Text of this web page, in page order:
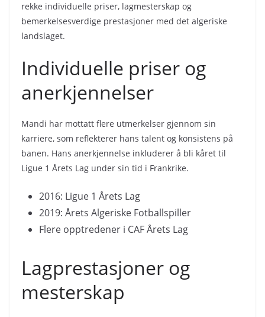
rekke individuelle priser, lagmesterskap og
bemerkelsesverdige prestasjoner med det algeriske
landslaget.
Individuelle priser og
anerkjennelser
Mandi har mottatt flere utmerkelser gjennom sin
karriere, som reflekterer hans talent og konsistens på
banen. Hans anerkjennelse inkluderer å bli kåret til
Ligue 1 Årets Lag under sin tid i Frankrike.
2016: Ligue 1 Årets Lag
2019: Årets Algeriske Fotballspiller
Flere opptredener i CAF Årets Lag
Lagprestasjoner og
mesterskap